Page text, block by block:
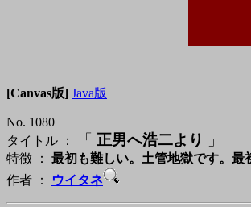
[Canvas版] Java版
No. 1080
タイトル ：
「 正男へ浩二より 」
特徴 ： 最初も難しい。土管地獄です。
作者 ：
ウイタネ